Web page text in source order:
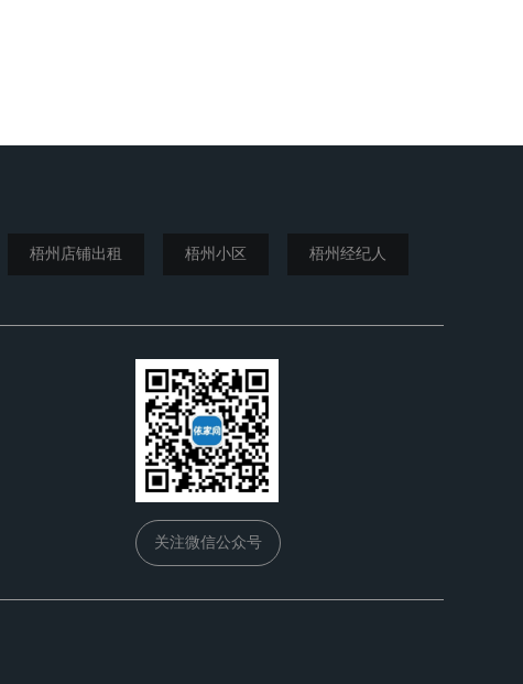
梧州店铺出租 梧州小区 梧州经纪人
关注微信公众号